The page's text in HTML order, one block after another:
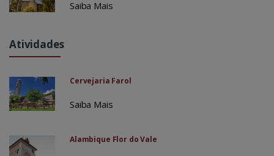
Saiba Mais
Atividades
Cervejaria Farol
Saiba Mais
Alambique Flor do Vale